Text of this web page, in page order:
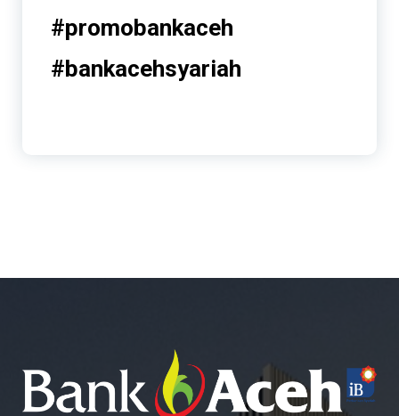
#promobankaceh
#bankacehsyariah